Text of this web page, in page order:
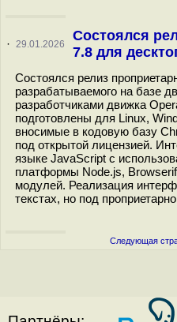
· 29.01.2026
Состоялся
7.8 для
Состоялся релиз
разрабатываемого на базе
разработчиками движка
подготовлены для Linux,
вносимые в кодовую базу
под открытой лицензией.
языке JavaScript с
платформы Node.js,
модулей. Реализация
текстах, но под
Следующая